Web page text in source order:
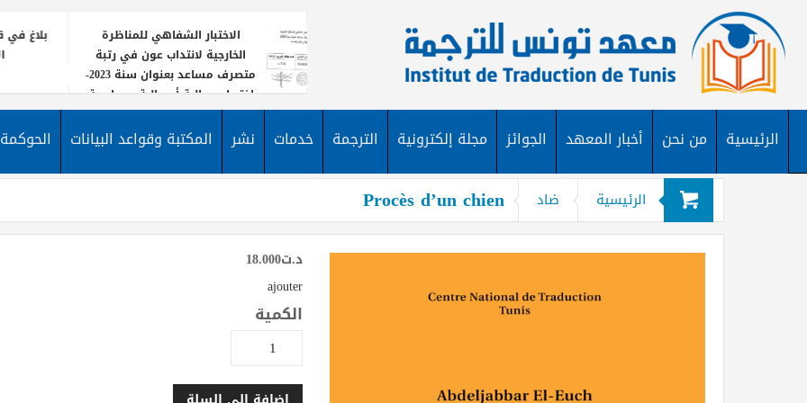
الاختبار الشفاهي للمناظرة
الخارجية لانتداب عون في رتبة
متصرف مساعد بعنوان سنة 2023-
اختصاص مالية أو مالية ومحاسبة
بلاغ في
يعلن
نشر
الرئيسية من نحن أخبار المعهد الجوائز مجلة إلكترونية الترجمة خدمات نشر المكتبة وقواعد البيانات الحوكمة
الرئيسية ضاد Procès d’un chien
د.ت18.000
ajouter
الكمية